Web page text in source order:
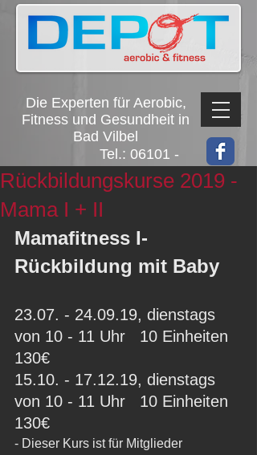
Die Experten für Aerobic,
Fitness und Gesundheit in
Bad Vilbel
Tel.: 06101 -
4512
Rückbildungskurse 2019 -
Mama I + II
Mamafitness I-
Rückbildung mit Baby
23.07. - 24.09.19, dienstags
von 10 - 11 Uhr   10 Einheiten
130€
15.10. - 17.12.19, dienstags
von 10 - 11 Uhr   10 Einheiten
130€
- Dieser Kurs ist für Mitglieder